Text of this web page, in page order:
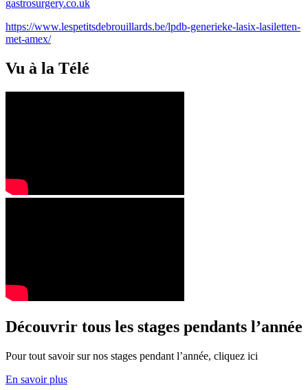
gastrosurgery.co.uk
https://www.lespetitsdebrouillards.be/lpdb-generieke-lasix-lasiletten-
met-amex/
Vu à la Télé
Découvrir tous les stages pendants l’année
Pour tout savoir sur nos stages pendant l’année, cliquez ici
En savoir plus